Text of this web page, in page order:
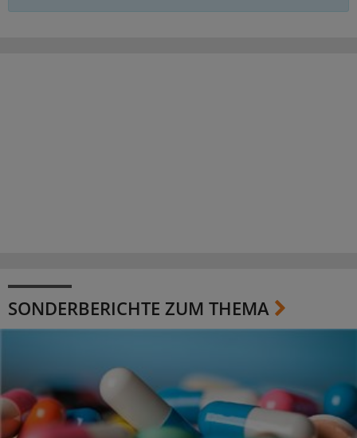
SONDERBERICHTE ZUM THEMA